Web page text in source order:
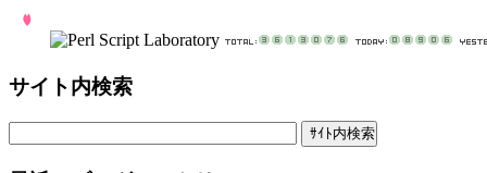
サイト内検索